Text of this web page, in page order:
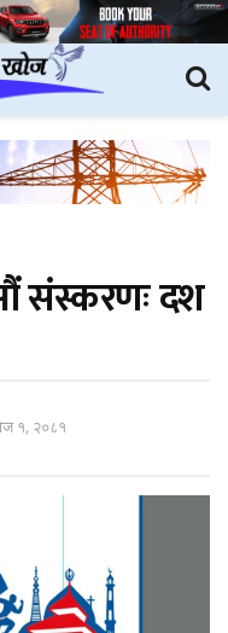
औं संस्करणः दश
१, २०८१